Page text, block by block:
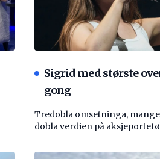
Sigrid med største
gong
Tredobla omsetninga,
dobla verdien på